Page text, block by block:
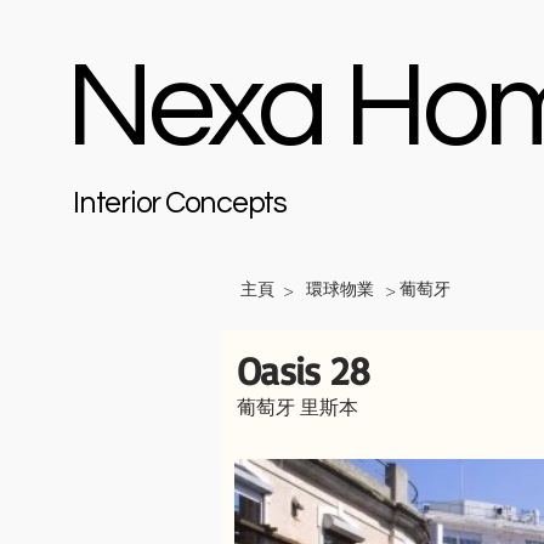
Nexa
Interior Concepts
主頁 > 環球物業 >葡萄牙
Oasis 28
葡萄牙 里斯本